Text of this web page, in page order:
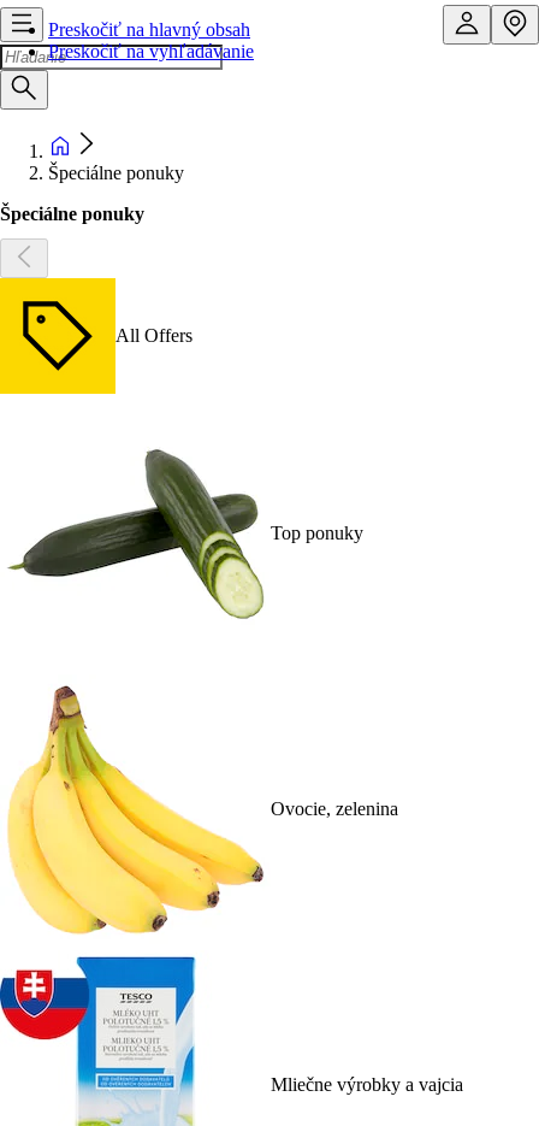
Preskočiť na hlavný obsah
Preskočiť na vyhľadávanie
Špeciálne ponuky
Špeciálne ponuky
All Offers
Top ponuky
Ovocie, zelenina
Mliečne výrobky a vajcia